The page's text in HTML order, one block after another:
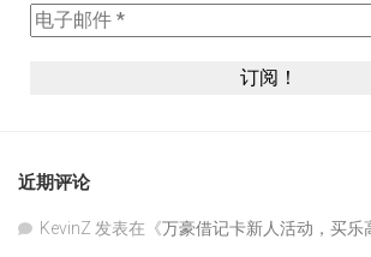
近期评论
KevinZ 发表在《万豪借记卡新人活动，买乐